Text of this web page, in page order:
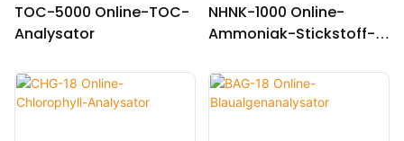
TOC-5000 Online-TOC-
Analysator
NHNK-1000 Online-
Ammoniak-Stickstoff-